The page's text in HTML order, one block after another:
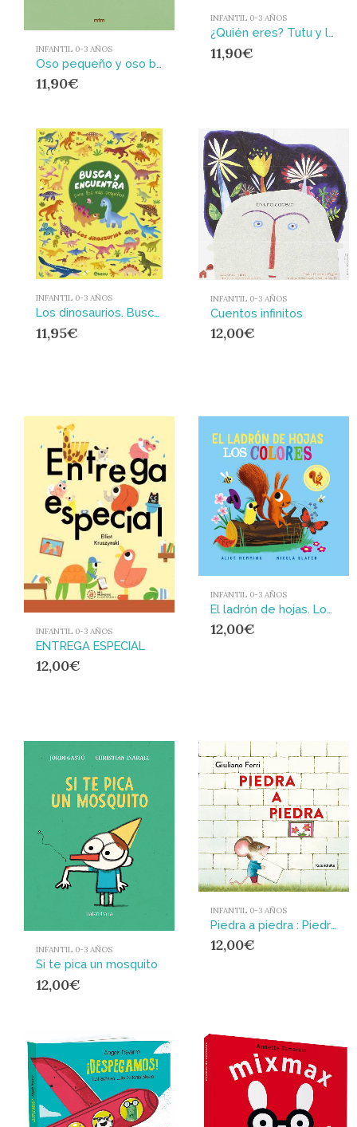
INFANTIL 0-3 AÑOS
Oso pequeño y oso bebé
11,90€
INFANTIL 0-3 AÑOS
¿Quién eres? Tutu y los animales
11,90€
INFANTIL 0-3 AÑOS
Los dinosaurios. Busca y encuentra para los más pequeños : BUSCA Y ENCUENTRA PARA LOS MÁS PEQUEÑOS.
11,95€
INFANTIL 0-3 AÑOS
Cuentos infinitos
12,00€
INFANTIL 0-3 AÑOS
ENTREGA ESPECIAL
12,00€
INFANTIL 0-3 AÑOS
El ladrón de hojas. Los colores
12,00€
INFANTIL 0-3 AÑOS
Si te pica un mosquito
12,00€
INFANTIL 0-3 AÑOS
Piedra a piedra : Piedra a piedra
12,00€